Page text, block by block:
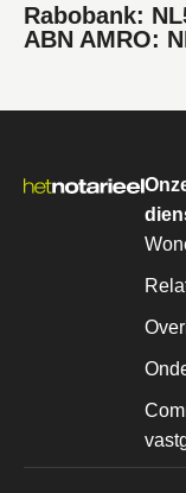
Rabobank:
ABN AMRO: